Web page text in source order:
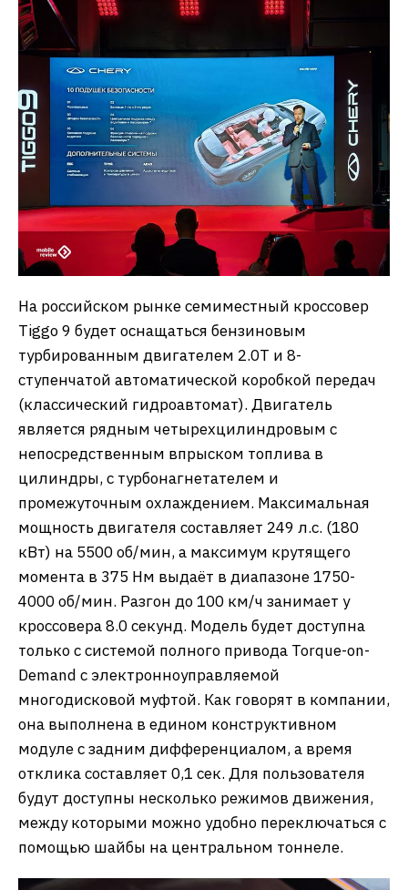
На российском рынке семиместный кроссовер
Tiggo 9 будет оснащаться бензиновым
турбированным двигателем 2.0T и 8-
ступенчатой автоматической коробкой передач
(классический гидроавтомат). Двигатель
является рядным четырехцилиндровым с
непосредственным впрыском топлива в
цилиндры, с турбонагнетателем и
промежуточным охлаждением. Максимальная
мощность двигателя составляет 249 л.с. (180
кВт) на 5500 об/мин, а максимум крутящего
момента в 375 Нм выдаёт в диапазоне 1750-
4000 об/мин. Разгон до 100 км/ч занимает у
кроссовера 8.0 секунд. Модель будет доступна
только с системой полного привода Torque-on-
Demand с электронноуправляемой
многодисковой муфтой. Как говорят в компании,
она выполнена в едином конструктивном
модуле с задним дифференциалом, а время
отклика составляет 0,1 сек. Для пользователя
будут доступны несколько режимов движения,
между которыми можно удобно переключаться с
помощью шайбы на центральном тоннеле.